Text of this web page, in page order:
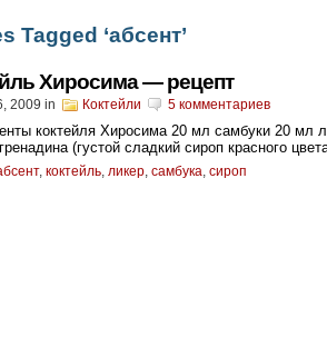
Tagged ‘абсент’
Хиросима — рецепт
2009 in Коктейли 5 комментариев
коктейля Хиросима 20 мл самбуки 20 мл
(густой сладкий сироп красного
, коктейль, ликер, самбука, сироп